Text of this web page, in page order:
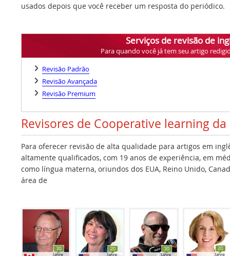
usados depois que você receber um resposta do periódico.
Serviços de revisão de
Para quando você já tem seu artigo
Revisão Padrão
Revisão Avançada
Revisão Premium
Revisores de Cooperative learning da
Para oferecer revisão de alta qualidade para artigos em
altamente qualificados, com 19 anos de experiência, em
como língua materna, oriundos dos EUA, Reino Unido,
área de